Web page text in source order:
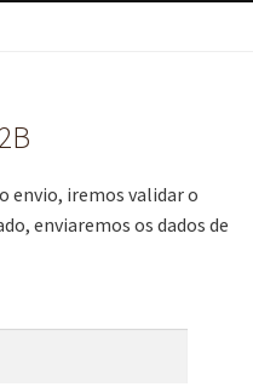
envio, iremos validar o
enviaremos os dados de